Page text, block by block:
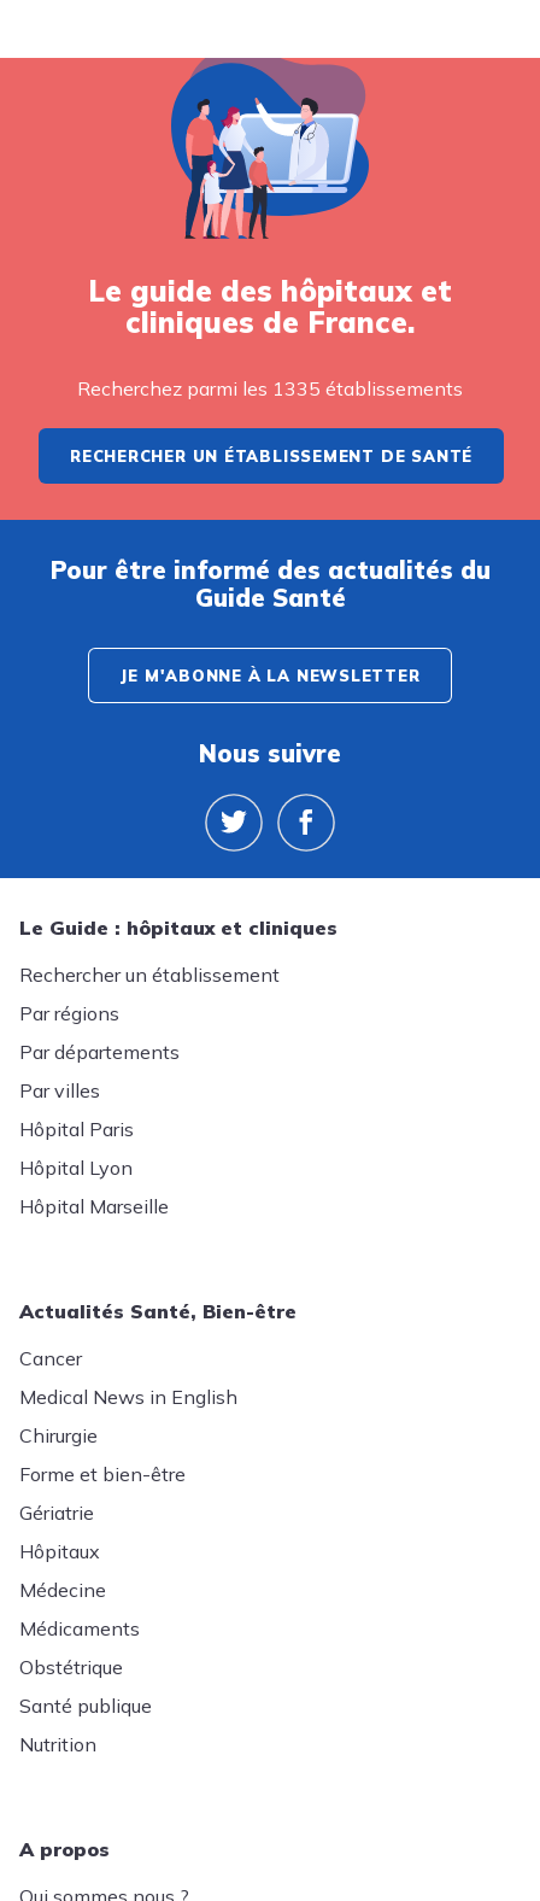
Le guide des hôpitaux et
cliniques de France.
Recherchez parmi les 1335 établissements
RECHERCHER UN ÉTABLISSEMENT DE SANTÉ
Pour être informé des actualités du
Guide Santé
JE M'ABONNE À LA NEWSLETTER
Nous suivre
Le Guide : hôpitaux et cliniques
Rechercher un établissement
Par régions
Par départements
Par villes
Hôpital Paris
Hôpital Lyon
Hôpital Marseille
Actualités Santé, Bien-être
Cancer
Medical News in English
Chirurgie
Forme et bien-être
Gériatrie
Hôpitaux
Médecine
Médicaments
Obstétrique
Santé publique
Nutrition
A propos
Qui sommes nous ?